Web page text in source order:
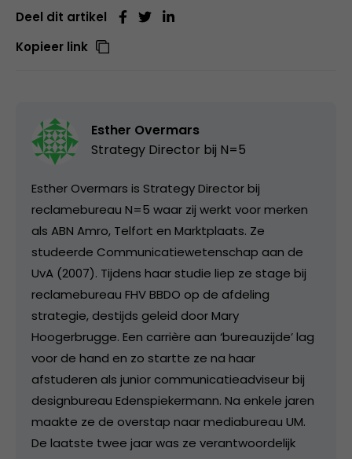
Deel dit artikel
Kopieer link
Esther Overmars
Strategy Director bij N=5
Esther Overmars is Strategy Director bij
reclamebureau N=5 waar zij werkt voor merken
als ABN Amro, Telfort en Marktplaats. Ze
studeerde Communicatiewetenschap aan de
UvA (2007). Tijdens haar studie liep ze stage bij
reclamebureau FHV BBDO op de afdeling
strategie, destijds geleid door Mary
Hoogerbrugge. Een carrière aan ‘bureauzijde’ lag
voor de hand en zo startte ze na haar
afstuderen als junior communicatieadviseur bij
designbureau Edenspiekermann. Na enkele jaren
maakte ze de overstap naar mediabureau UM.
De laatste twee jaar was ze verantwoordelijk